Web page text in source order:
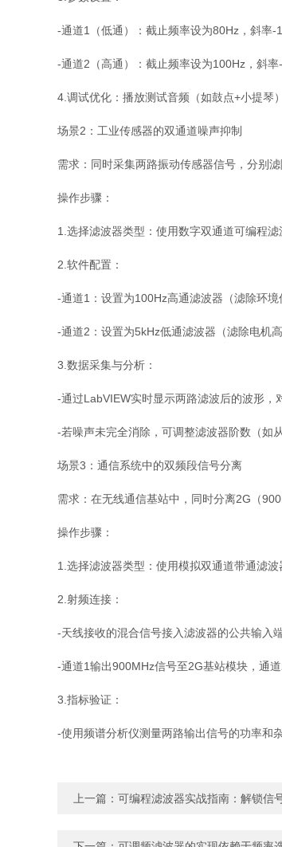
-通道1（低通）：截止频率设为80Hz，斜率-
-通道2（高通）：截止频率设为100Hz，斜
4.调试优化：播放测试音频（如鼓点+小提琴
场景2：工业传感器的双通道噪声抑制
需求：同时采集两路振动传感器信号，分别
操作步骤：
1.选择滤波器类型：使用数字双通道可编程
2.软件配置：
-通道1：设置为100Hz高通滤波器（滤除环境
-通道2：设置为5kHz低通滤波器（滤除电机高
3.数据采集与分析：
-通过LabVIEW实时显示两路滤波后的波形，
-若噪声未完全消除，可调整滤波器阶数（如
场景3：通信系统中的双频段信号分离
需求：在无线通信基站中，同时分离2G（
操作步骤：
1.选择滤波器类型：使用模拟双通道带通滤
2.射频连接：
-天线接收的混合信号接入滤波器的公共输入端
-通道1输出900MHz信号至2G基站模块，通
3.指标验证：
-使用频谱分析仪测量两路输出信号的功率和
上一篇： 可编程滤波器实战指南：解锁信